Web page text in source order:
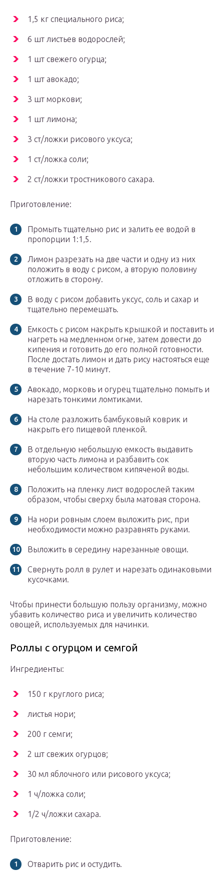
1,5 кг специального риса;
6 шт листьев водорослей;
1 шт свежего огурца;
1 шт авокадо;
3 шт моркови;
1 шт лимона;
3 ст/ложки рисового уксуса;
1 ст/ложка соли;
2 ст/ложки тростникового сахара.
Приготовление:
Промыть тщательно рис и залить ее водой в
пропорции 1:1,5.
Лимон разрезать на две части и одну из них
положить в воду с рисом, а вторую половину
отложить в сторону.
В воду с рисом добавить уксус, соль и сахар и
тщательно перемешать.
Емкость с рисом накрыть крышкой и поставить и
нагреть на медленном огне, затем довести до
кипения и готовить до его полной готовности.
После достать лимон и дать рису настояться еще
в течение 7-10 минут.
Авокадо, морковь и огурец тщательно помыть и
нарезать тонкими ломтиками.
На столе разложить бамбуковый коврик и
накрыть его пищевой пленкой.
В отдельную небольшую емкость выдавить
вторую часть лимона и разбавить сок
небольшим количеством кипяченой воды.
Положить на пленку лист водорослей таким
образом, чтобы сверху была матовая сторона.
На нори ровным слоем выложить рис, при
необходимости можно разравнять руками.
Выложить в середину нарезанные овощи.
Свернуть ролл в рулет и нарезать одинаковыми
кусочками.
Чтобы принести большую пользу организму, можно
убавить количество риса и увеличить количество
овощей, используемых для начинки.
Роллы с огурцом и семгой
Ингредиенты:
150 г круглого риса;
листья нори;
200 г семги;
2 шт свежих огурцов;
30 мл яблочного или рисового уксуса;
1 ч/ложка соли;
1/2 ч/ложки сахара.
Приготовление:
Отварить рис и остудить.